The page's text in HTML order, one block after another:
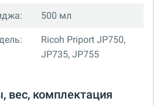
500 мл
Ricoh Priport JP750,
JP735, JP755
вес, комплектация